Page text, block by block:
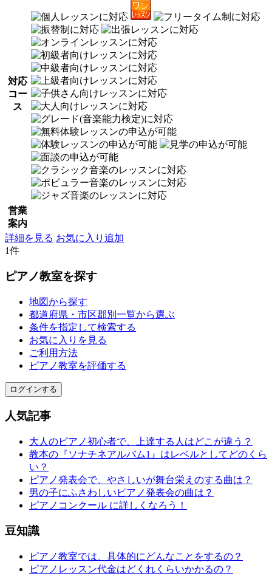
対応
コー
ス
営業
案内
詳細を見る お気に入り追加
1件
ピアノ教室を探す
地図から探す
都道府県・市区郡別一覧から選ぶ
条件を指定して検索する
お気に入りを見る
ご利用方法
ピアノ教室を評価する
ログインする
人気記事
大人のピアノ初心者で、上達する人はどこが違う？
教本の『ソナチネアルバム1』はレベルとしてどのくら
い？
ピアノ発表会で、やさしいが舞台栄えのする曲は？
男の子にふさわしいピアノ発表会の曲は？
ピアノコンクール に詳しくなろう！
豆知識
ピアノ教室では、具体的にどんなことをするの？
ピアノレッスン代金はどくれくらいかかるの？